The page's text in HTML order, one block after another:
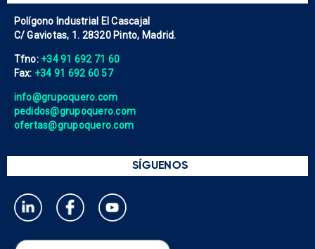
Polígono Industrial El Cascajal
C/ Gaviotas, 1. 28320 Pinto, Madrid.
Tfno: +34 91 692 71 60
Fax: +34 91 692 60 57
info@grupoquero.com
pedidos@grupoquero.com
ofertas@grupoquero.com
SÍGUENOS